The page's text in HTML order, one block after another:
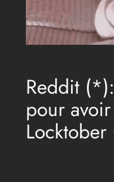
Reddit
pour
Locktober